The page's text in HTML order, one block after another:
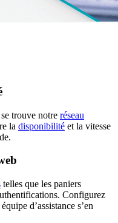
trouve notre réseau
la disponibilité et la vitesse
telles que les paniers
Configurez
d’assistance s’en